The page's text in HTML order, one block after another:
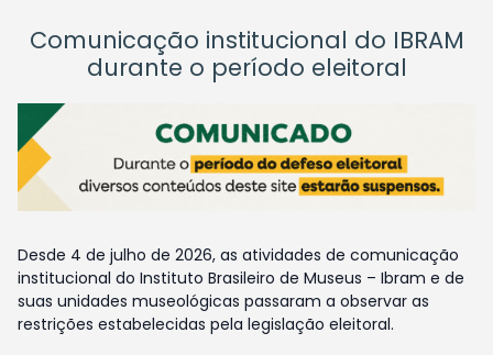
Comunicação institucional do IBRAM
durante o período eleitoral
Desde 4 de julho de 2026, as atividades de comunicação
institucional do Instituto Brasileiro de Museus – Ibram e de
suas unidades museológicas passaram a observar as
restrições estabelecidas pela legislação eleitoral.